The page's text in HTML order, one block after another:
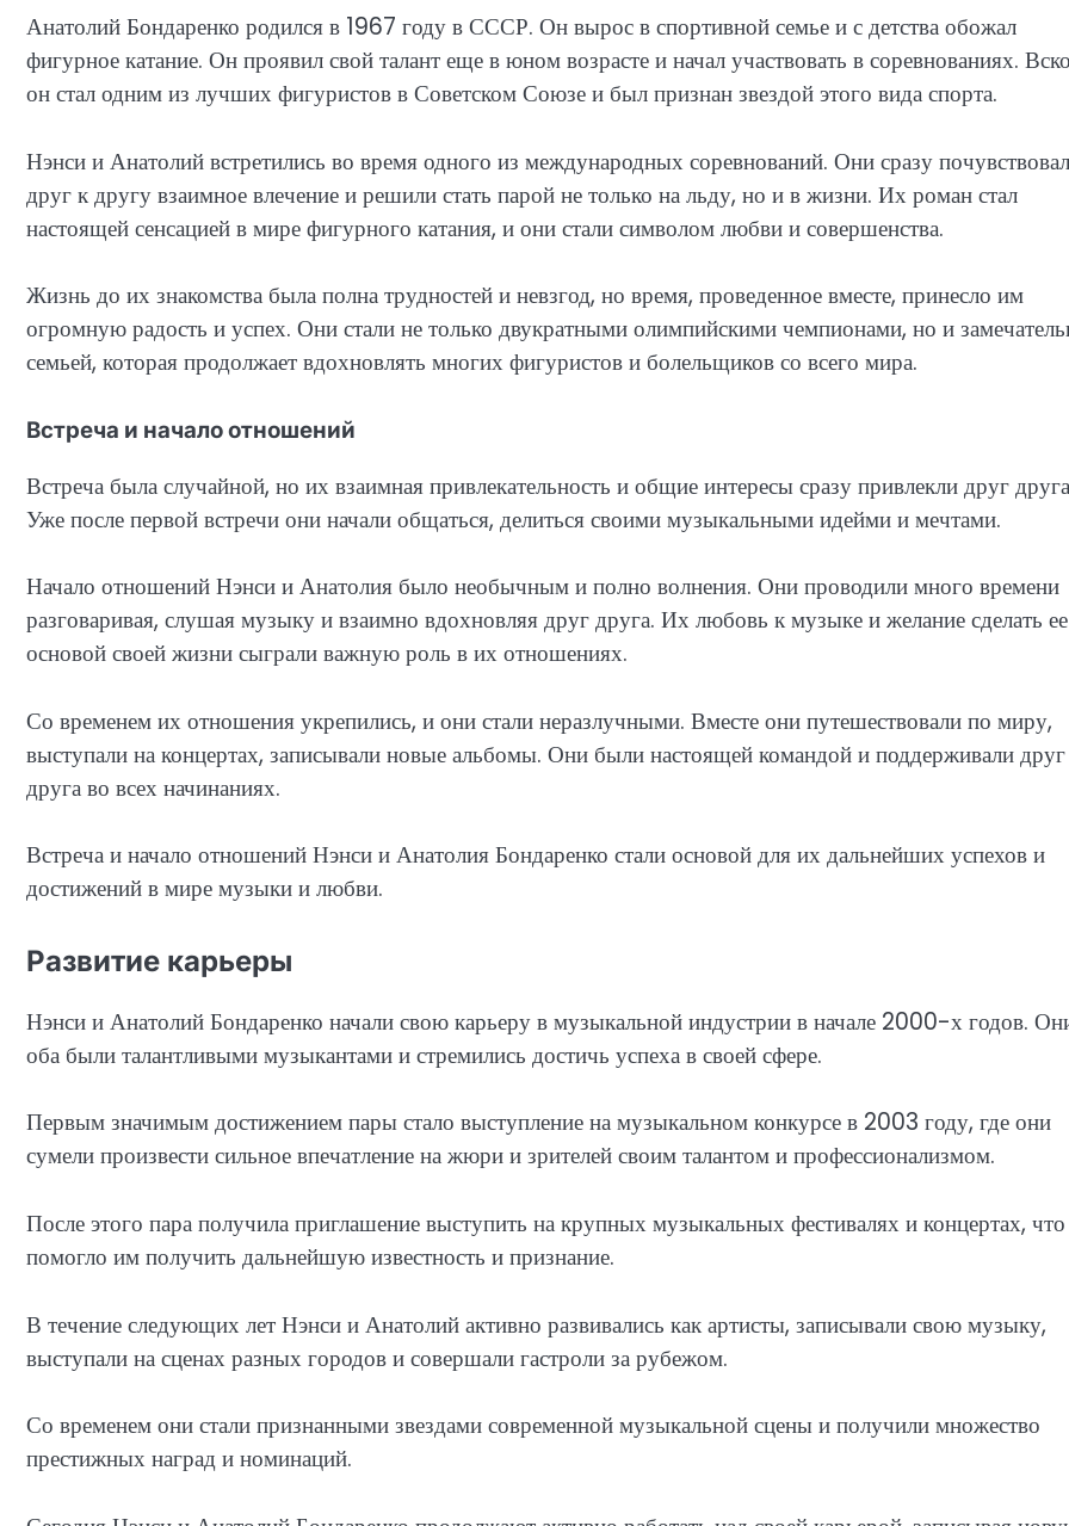
Анатолий Бондаренко родился в 1967 году в СССР. Он вырос в спортивной семье и с детства обожал
фигурное катание. Он проявил свой талант еще в юном возрасте и начал участвовать в соревнованиях.
он стал одним из лучших фигуристов в Советском Союзе и был признан звездой этого вида спорта.
Нэнси и Анатолий встретились во время одного из международных соревнований. Они сразу
друг к другу взаимное влечение и решили стать парой не только на льду, но и в жизни. Их роман стал
настоящей сенсацией в мире фигурного катания, и они стали символом любви и совершенства.
Жизнь до их знакомства была полна трудностей и невзгод, но время, проведенное вместе, принесло им
огромную радость и успех. Они стали не только двукратными олимпийскими чемпионами, но и
семьей, которая продолжает вдохновлять многих фигуристов и болельщиков со всего мира.
Встреча и начало отношений
Встреча была случайной, но их взаимная привлекательность и общие интересы сразу привлекли друг
Уже после первой встречи они начали общаться, делиться своими музыкальными идейми и мечтами.
Начало отношений Нэнси и Анатолия было необычным и полно волнения. Они проводили много времени
разговаривая, слушая музыку и взаимно вдохновляя друг друга. Их любовь к музыке и желание сделать ее
основой своей жизни сыграли важную роль в их отношениях.
Со временем их отношения укрепились, и они стали неразлучными. Вместе они путешествовали по миру,
выступали на концертах, записывали новые альбомы. Они были настоящей командой и поддерживали друг
друга во всех начинаниях.
Встреча и начало отношений Нэнси и Анатолия Бондаренко стали основой для их дальнейших успехов и
достижений в мире музыки и любви.
Развитие карьеры
Нэнси и Анатолий Бондаренко начали свою карьеру в музыкальной индустрии в начале 2000-х годов.
оба были талантливыми музыкантами и стремились достичь успеха в своей сфере.
Первым значимым достижением пары стало выступление на музыкальном конкурсе в 2003 году, где они
сумели произвести сильное впечатление на жюри и зрителей своим талантом и профессионализмом.
После этого пара получила приглашение выступить на крупных музыкальных фестивалях и концертах, что
помогло им получить дальнейшую известность и признание.
В течение следующих лет Нэнси и Анатолий активно развивались как артисты, записывали свою музыку,
выступали на сценах разных городов и совершали гастроли за рубежом.
Со временем они стали признанными звездами современной музыкальной сцены и получили множество
престижных наград и номинаций.